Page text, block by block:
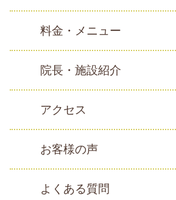
料金・メニュー
院長・施設紹介
アクセス
お客様の声
よくある質問